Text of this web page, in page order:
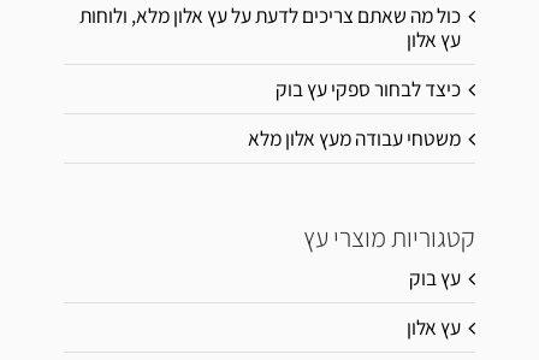
כול מה שאתם צריכים לדעת על עץ אלון מלא, ולוחות
עץ אלון
כיצד לבחור ספקי עץ בוק
משטחי עבודה מעץ אלון מלא
קטגוריות מוצרי עץ
עץ בוק
עץ אלון